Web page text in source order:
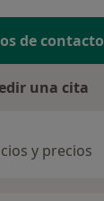
de contacto
una cita
y precios